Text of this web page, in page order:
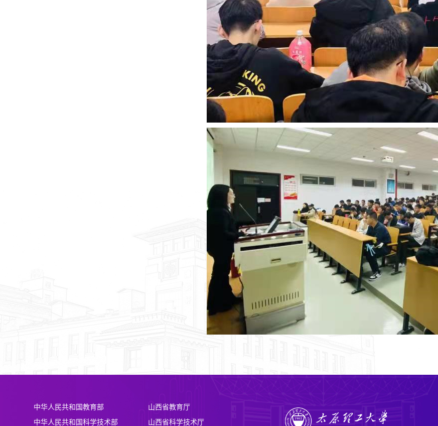
中华人民共和国教育部
中华人民共和国科学技术部
山西省教育厅
山西省科学技术厅